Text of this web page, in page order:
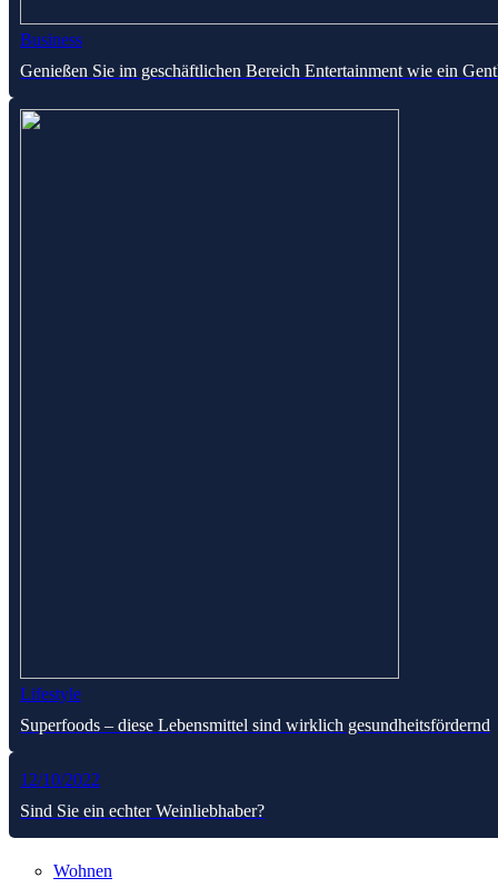
Business
Genießen Sie im geschäftlichen Bereich Entertainment wie ein
Lifestyle
Superfoods – diese Lebensmittel sind wirklich gesundheitsfördernd
12/10/2022
Sind Sie ein echter Weinliebhaber?
Wohnen